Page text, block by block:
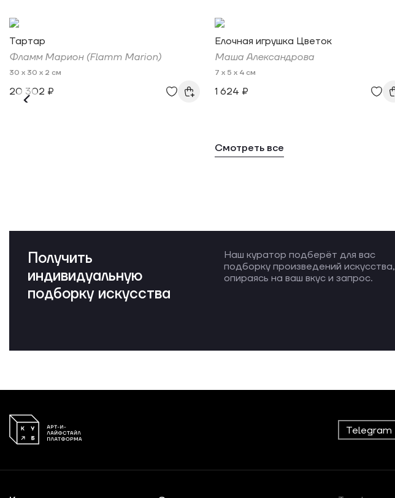
Тартар
Фламм Марион (Flamm Marion)
30 x 30 x 2 см
20 302 ₽
Елочная игрушка Цветок
Маша Александрова
7 x 5 x 4 см
1 624 ₽
Смотреть все
Получить
индивидуальную
подборку искусства
Наш куратор подберёт для вас
подборку произведений искусства,
опираясь на ваш вкус и запрос.
Telegram